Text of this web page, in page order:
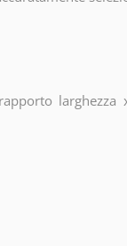
larghezza